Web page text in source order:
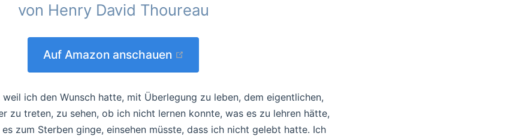
von Henry David Thoureau
Auf Amazon anschauen
ich den Wunsch hatte, mit Überlegung zu leben, dem eigentlichen,
zu treten, zu sehen, ob ich nicht lernen konnte, was es zu lehren hätte,
zum Sterben ginge, einsehen müsste, dass ich nicht gelebt hatte. Ich